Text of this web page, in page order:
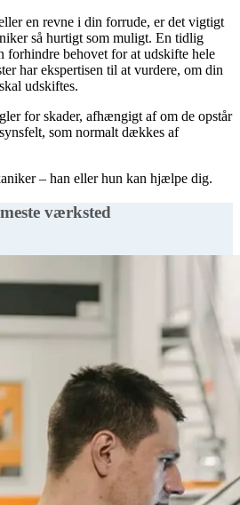
en revne i din forrude, er det vigtigt
så hurtigt som muligt. En tidlig
forhindre behovet for at udskifte hele
har ekspertisen til at vurdere, om din
udskiftes.
for skader, afhængigt af om de opstår
som normalt dækkes af
– han eller hun kan hjælpe dig.
værksted